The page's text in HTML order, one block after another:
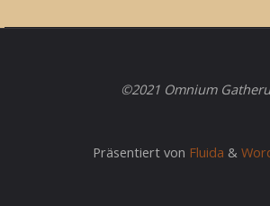
©2021 Omnium
Präsentiert von Fluida &